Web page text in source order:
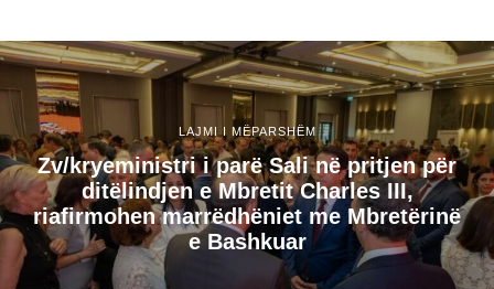
LAJMI I MËPARSHËM
Zv/kryeministri i parë Sali në pritjen për
ditëlindjen e Mbretit Charles III,
riafirmohen marrëdhëniet me Mbretërinë
e Bashkuar